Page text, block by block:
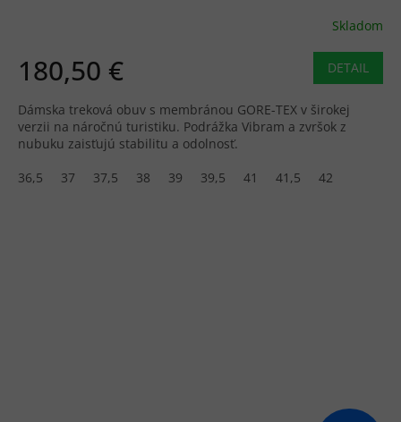
Skladom
180,50 € DETAIL
Dámska treková obuv s membránou GORE-TEX v širokej
verzii na náročnú turistiku. Podrážka Vibram a zvršok z
nubuku zaisťujú stabilitu a odolnosť.
36,5
37 37,5 38 39 39,5 41 41,5 42